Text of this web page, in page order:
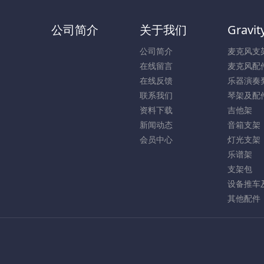
公司简介 关于我们
公司简介
在线留言
在线反馈
联系我们
资料下载
新闻动态
会员中心
麦克风支
麦克风配
乐器演奏
琴架及配
吉他架
音箱支架
灯光支架
乐谱架
支架包
设备推车
其他配件